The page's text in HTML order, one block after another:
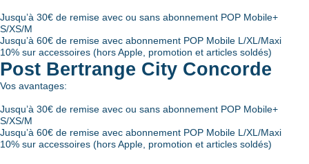
Jusqu’à 30€ de remise avec ou sans abonnement POP Mobile+
S/XS/M
Jusqu’à 60€ de remise avec abonnement POP Mobile L/XL/Maxi
10% sur accessoires (hors Apple, promotion et articles soldés)
Post Bertrange City Concorde
Vos avantages:
Jusqu’à 30€ de remise avec ou sans abonnement POP Mobile+
S/XS/M
Jusqu’à 60€ de remise avec abonnement POP Mobile L/XL/Maxi
10% sur accessoires (hors Apple, promotion et articles soldés)